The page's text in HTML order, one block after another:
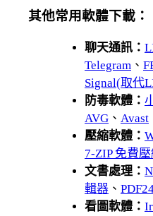
其他常用軟體下載：
聊天通訊：
Telegram 、
Signal(取代
防毒軟體：
AVG 、 Avast
壓縮軟體：
7-ZIP 免費
文書處理：
輯器 、
看圖軟體：